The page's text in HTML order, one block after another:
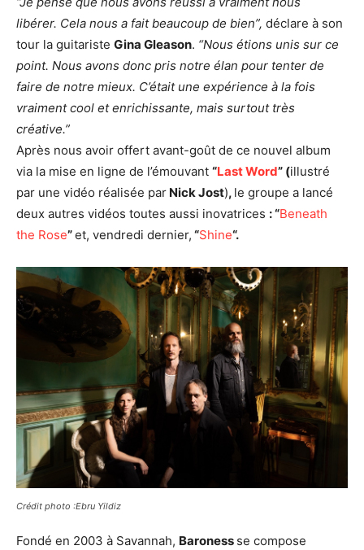
libérer. Cela nous a fait beaucoup de bien”, déclare à son
tour la guitariste Gina Gleason. “Nous étions unis sur ce
point. Nous avons donc pris notre élan pour tenter de
faire de notre mieux. C’était une expérience à la fois
vraiment cool et enrichissante, mais surtout très
créative.”
Après nous avoir offert avant-goût de ce nouvel album
via la mise en ligne de l’émouvant “Last Word” (illustré
par une vidéo réalisée par Nick Jost), le groupe a lancé
deux autres vidéos toutes aussi inovatrices : “Beneath
the Rose”et, vendredi dernier, “Shine“.
Crédit photo :Ebru Yildiz
Fondé en 2003 à Savannah, Baroness se compose